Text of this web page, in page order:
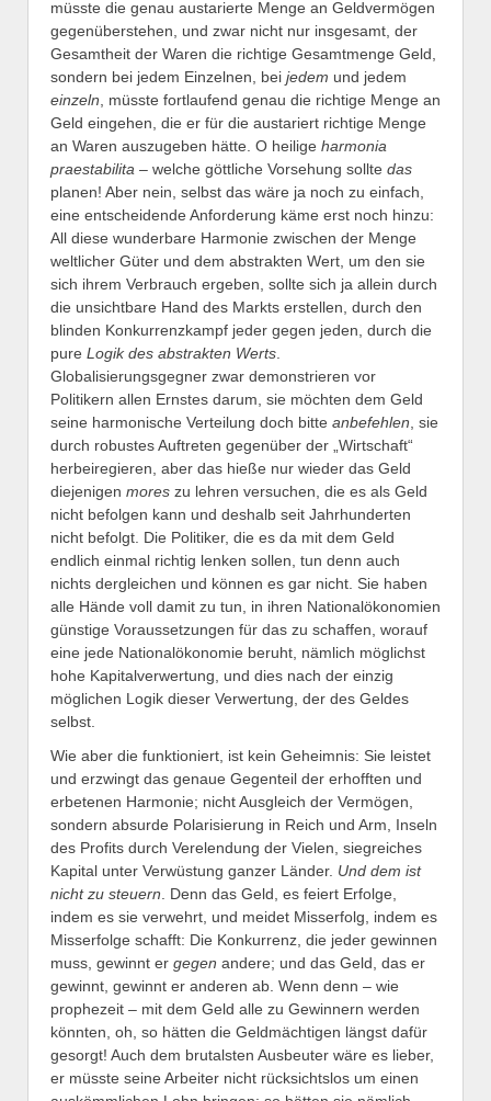
müsste die genau austarierte Menge an Geldvermögen
gegenüberstehen, und zwar nicht nur insgesamt, der
Gesamtheit der Waren die richtige Gesamtmenge Geld,
sondern bei jedem Einzelnen, bei jedem und jedem
einzeln, müsste fortlaufend genau die richtige Menge an
Geld eingehen, die er für die austariert richtige Menge
an Waren auszugeben hätte. O heilige harmonia
praestabilita – welche göttliche Vorsehung sollte das
planen! Aber nein, selbst das wäre ja noch zu einfach,
eine entscheidende Anforderung käme erst noch hinzu:
All diese wunderbare Harmonie zwischen der Menge
weltlicher Güter und dem abstrakten Wert, um den sie
sich ihrem Verbrauch ergeben, sollte sich ja allein durch
die unsichtbare Hand des Markts erstellen, durch den
blinden Konkurrenzkampf jeder gegen jeden, durch die
pure Logik des abstrakten Werts.
Globalisierungsgegner zwar demonstrieren vor
Politikern allen Ernstes darum, sie möchten dem Geld
seine harmonische Verteilung doch bitte anbefehlen, sie
durch robustes Auftreten gegenüber der „Wirtschaft“
herbeiregieren, aber das hieße nur wieder das Geld
diejenigen mores zu lehren versuchen, die es als Geld
nicht befolgen kann und deshalb seit Jahrhunderten
nicht befolgt. Die Politiker, die es da mit dem Geld
endlich einmal richtig lenken sollen, tun denn auch
nichts dergleichen und können es gar nicht. Sie haben
alle Hände voll damit zu tun, in ihren Nationalökonomien
günstige Voraussetzungen für das zu schaffen, worauf
eine jede Nationalökonomie beruht, nämlich möglichst
hohe Kapitalverwertung, und dies nach der einzig
möglichen Logik dieser Verwertung, der des Geldes
selbst.
Wie aber die funktioniert, ist kein Geheimnis: Sie leistet
und erzwingt das genaue Gegenteil der erhofften und
erbetenen Harmonie; nicht Ausgleich der Vermögen,
sondern absurde Polarisierung in Reich und Arm, Inseln
des Profits durch Verelendung der Vielen, siegreiches
Kapital unter Verwüstung ganzer Länder. Und dem ist
nicht zu steuern . Denn das Geld, es feiert Erfolge,
indem es sie verwehrt, und meidet Misserfolg, indem es
Misserfolge schafft: Die Konkurrenz, die jeder gewinnen
muss, gewinnt er gegen andere; und das Geld, das er
gewinnt, gewinnt er anderen ab. Wenn denn – wie
prophezeit – mit dem Geld alle zu Gewinnern werden
könnten, oh, so hätten die Geldmächtigen längst dafür
gesorgt! Auch dem brutalsten Ausbeuter wäre es lieber,
er müsste seine Arbeiter nicht rücksichtslos um einen